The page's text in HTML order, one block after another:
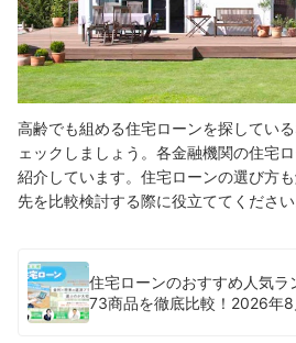
高齢でも組める住宅ローンを探してい
ェックしましょう。各金融機関の住宅
紹介しています。住宅ローンの選び方
先を比較検討する際に役立ててください
住宅ローンのおすすめ人気ラ
73商品を徹底比較！2026年8